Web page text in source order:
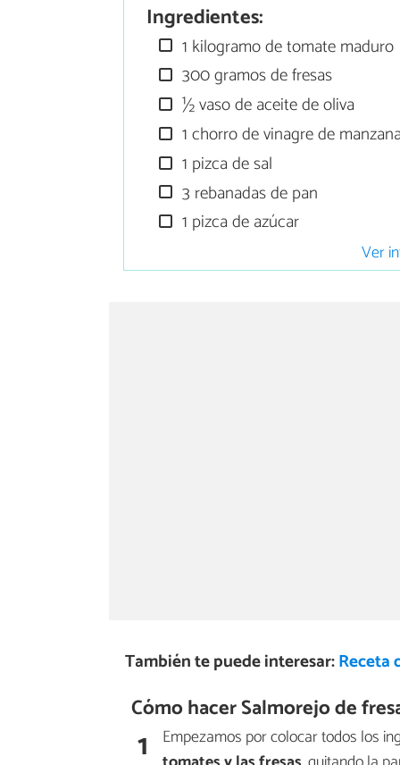
Ingredientes:
1 kilogramo de tomate maduro
300 gramos de fresas
½ vaso de aceite de oliva
1 chorro de vinagre de
1 pizca de sal
3 rebanadas de pan
1 pizca de azúcar
Ver
También te puede interesar:Receta
Cómo hacer Salmorejo de
1
Empezamos por colocar todos los